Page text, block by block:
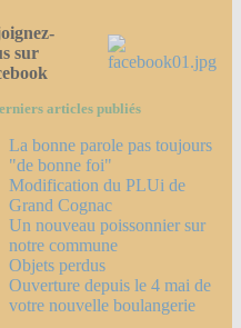
sur
articles publiés
La bonne parole pas toujours
"de bonne foi"
Modification du PLUi de
Grand Cognac
Un nouveau poissonnier sur
notre commune
Objets perdus
Ouverture depuis le 4 mai de
votre nouvelle boulangerie